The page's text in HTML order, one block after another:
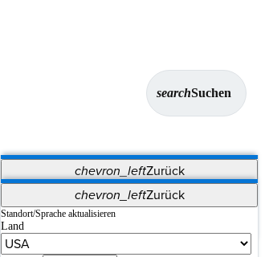
searchSuchen
chevron_leftZurück
Vet Systems OrthoPedia Patient
Supplier Portal
Synergy-Bildgebung und -Resektion
chevron_leftZurück
Standort/Sprache aktualisieren
Land